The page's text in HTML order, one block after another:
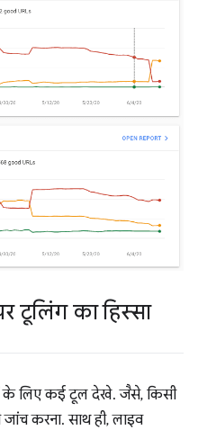
का हिस्सा
लिए कई टूल देखे. जैसे, किसी
करना. साथ ही, लाइव